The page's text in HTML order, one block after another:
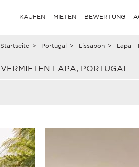
KAUFEN MIETEN BEWERTUNG
Startseite > Portugal > Lissabon > Lapa -
LAPA, PORTUGAL